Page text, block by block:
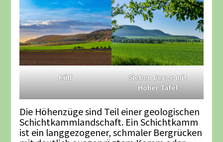
Külf
Sieben Berge mit
Hoher Tafel
Die Höhenzüge sind Teil einer geologischen
Schichtkammlandschaft. Ein Schichtkamm
ist ein langgezogener, schmaler Bergrücken